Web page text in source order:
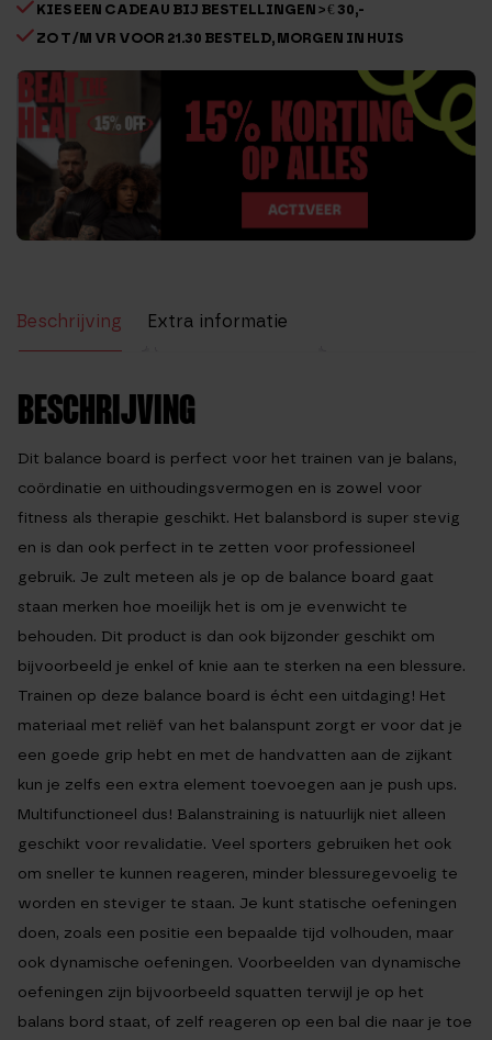
KIES EEN CADEAU BIJ BESTELLINGEN > € 30,-
ZO T/M VR VOOR 21.30 BESTELD, MORGEN IN HUIS
Beschrijving
Extra informatie
BESCHRIJVING
Dit balance board is perfect voor het trainen van je balans,
coördinatie en uithoudingsvermogen en is zowel voor
fitness als therapie geschikt. Het balansbord is super stevig
en is dan ook perfect in te zetten voor professioneel
gebruik. Je zult meteen als je op de balance board gaat
staan merken hoe moeilijk het is om je evenwicht te
behouden. Dit product is dan ook bijzonder geschikt om
bijvoorbeeld je enkel of knie aan te sterken na een blessure.
Trainen op deze balance board is écht een uitdaging! Het
materiaal met reliëf van het balanspunt zorgt er voor dat je
een goede grip hebt en met de handvatten aan de zijkant
kun je zelfs een extra element toevoegen aan je push ups.
Multifunctioneel dus! Balanstraining is natuurlijk niet alleen
geschikt voor revalidatie. Veel sporters gebruiken het ook
om sneller te kunnen reageren, minder blessuregevoelig te
worden en steviger te staan. Je kunt statische oefeningen
doen, zoals een positie een bepaalde tijd volhouden, maar
ook dynamische oefeningen. Voorbeelden van dynamische
oefeningen zijn bijvoorbeeld squatten terwijl je op het
balans bord staat, of zelf reageren op een bal die naar je toe